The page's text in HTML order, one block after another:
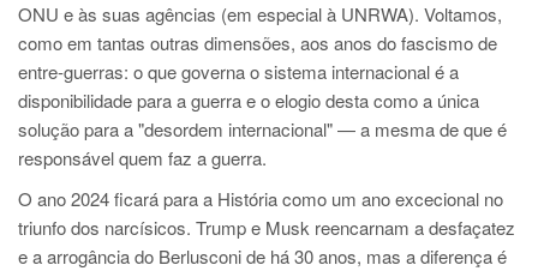
ONU e às suas agências (em especial à UNRWA). Voltamos,
como em tantas outras dimensões, aos anos do fascismo de
entre-guerras: o que governa o sistema internacional é a
disponibilidade para a guerra e o elogio desta como a única
solução para a "desordem internacional" — a mesma de que é
responsável quem faz a guerra.
O ano 2024 ficará para a História como um ano excecional no
triunfo dos narcísicos. Trump e Musk reencarnam a desfaçatez
e a arrogância do Berlusconi de há 30 anos, mas a diferença é